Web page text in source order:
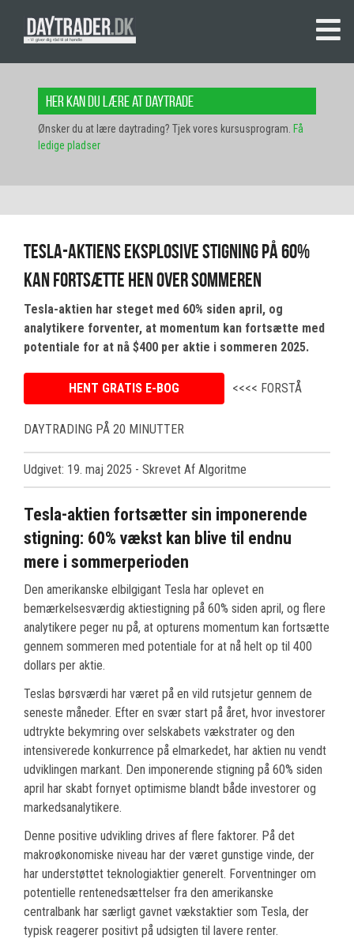
Her kan du lære at daytrade
Ønsker du at lære daytrading? Tjek vores kursusprogram. Få
ledige pladser
Tesla-aktiens eksplosive stigning på 60%
kan fortsætte hen over sommeren
Tesla-aktien har steget med 60% siden april, og
analytikere forventer, at momentum kan fortsætte med
potentiale for at nå $400 per aktie i sommeren 2025.
HENT GRATIS E-BOG <<<< FORSTÅ
DAYTRADING PÅ 20 MINUTTER
Udgivet: 19. maj 2025 - Skrevet Af Algoritme
Tesla-aktien fortsætter sin imponerende
stigning: 60% vækst kan blive til endnu
mere i sommerperioden
Den amerikanske elbilgigant Tesla har oplevet en
bemærkelsesværdig aktiestigning på 60% siden april, og flere
analytikere peger nu på, at opturens momentum kan fortsætte
gennem sommeren med potentiale for at nå helt op til 400
dollars per aktie.
Teslas børsværdi har været på en vild rutsjetur gennem de
seneste måneder. Efter en svær start på året, hvor investorer
udtrykte bekymring over selskabets vækstrater og den
intensiverede konkurrence på elmarkedet, har aktien nu vendt
udviklingen markant. Den imponerende stigning på 60% siden
april har skabt fornyet optimisme blandt både investorer og
markedsanalytikere.
Denne positive udvikling drives af flere faktorer. På det
makroøkonomiske niveau har der været gunstige vinde, der
har understøttet teknologiaktier generelt. Forventninger om
potentielle rentenedsættelser fra den amerikanske
centralbank har særligt gavnet vækstaktier som Tesla, der
typisk reagerer positivt på udsigten til lavere renter.